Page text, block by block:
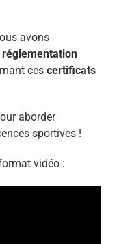
avons
réglementation
cescertificats
aborder
sportives !
vidéo :